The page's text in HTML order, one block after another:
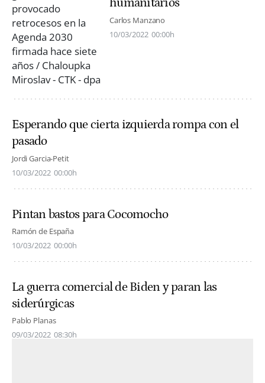
humanitarios
Carlos Manzano
10/03/2022 00:00h
Esperando que cierta izquierda rompa con el
pasado
Jordi Garcia-Petit
10/03/2022 00:00h
Pintan bastos para Cocomocho
Ramón de España
10/03/2022 00:00h
La guerra comercial de Biden y paran las
siderúrgicas
Pablo Planas
09/03/2022 08:30h